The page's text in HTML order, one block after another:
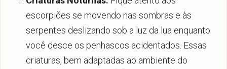
escorpiões se movendo nas sombras e às
serpentes deslizando sob a luz da lua enquanto
você desce os penhascos acidentados. Essas
criaturas, bem adaptadas ao ambiente do